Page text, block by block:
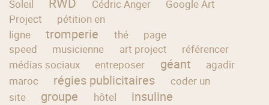
Soleil
Cédric Anger
Google Art
Project
pétition en
ligne
tromperie thé
page
speed
musicienne art project
référencer
médias sociaux
entreposer géant
agadir
maroc
régies publicitaires
coder un
site
groupe hôtel insuline